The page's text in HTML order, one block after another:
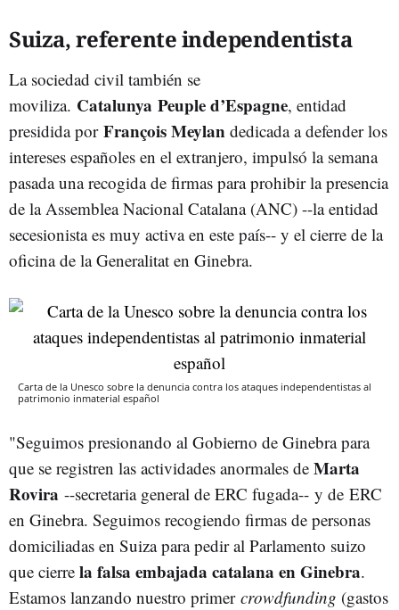
Suiza, referente independentista
La sociedad civil también se
moviliza. Catalunya Peuple d’Espagne, entidad
presidida por François Meylan dedicada a defender los
intereses españoles en el extranjero, impulsó la semana
pasada una recogida de firmas para prohibir la presencia
de la Assemblea Nacional Catalana (ANC) --la entidad
secesionista es muy activa en este país-- y el cierre de la
oficina de la Generalitat en Ginebra.
Carta de la Unesco sobre la denuncia contra los ataques independentistas al
patrimonio inmaterial español
"Seguimos presionando al Gobierno de Ginebra para
que se registren las actividades anormales de Marta
Rovira --secretaria general de ERC fugada-- y de ERC
en Ginebra. Seguimos recogiendo firmas de personas
domiciliadas en Suiza para pedir al Parlamento suizo
que cierre la falsa embajada catalana en Ginebra.
Estamos lanzando nuestro primer crowdfunding (gastos